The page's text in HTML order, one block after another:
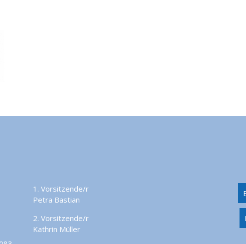
1. Vorsitzende/r
Petra Bastian
2. Vorsitzende/r
Kathrin Müller